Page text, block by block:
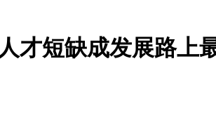
才短缺成发展路上